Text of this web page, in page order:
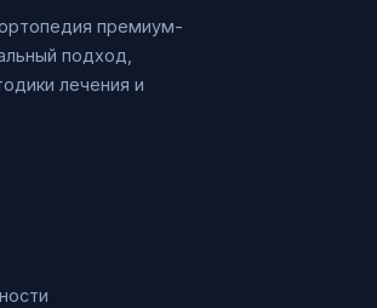
премиум-
подход,
лечения и